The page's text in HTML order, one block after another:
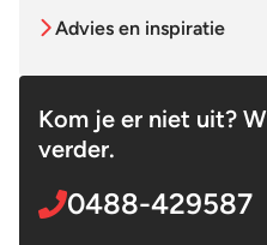
Advies en inspiratie
Kom je er niet uit?
verder.
0488-429587